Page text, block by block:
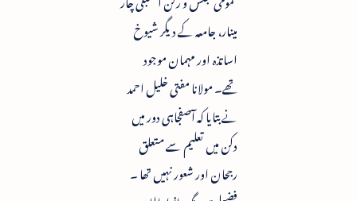
مینار، جامعہ کے دیگر شیوخ
اساتذہ اور مہمان موجود
تھے۔ مولانا مفتی خلیل احمد
نے بتایا کہ آصفجاہی دور میں
دکن میں تعلیم سے متعلق
رجحان اور شعور نہیں تھا ۔